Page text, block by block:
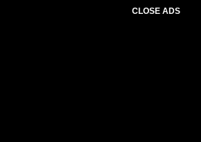
CLOSE ADS